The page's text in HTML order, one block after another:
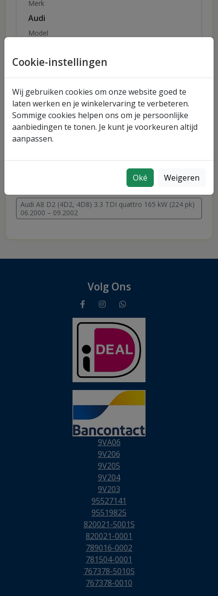
Cookie-instellingen
Wij gebruiken cookies om onze website goed te
laten werken en je winkelervaring te verbeteren.
Sommige cookies helpen ons om je persoonlijke
aanbiedingen te tonen. Je kunt je voorkeuren altijd
aanpassen.
Oké Weigeren
Merk
Audi
Model
Uitvoering
3.3 TDI quattro
Vermogen
165 kW (224 pk)
Bouwjaar
06.2000 – 09.2002
Snel naar merken
Snel naar uitvoeringen
Audi A8 D2 (4D2, 4D8) 3.3 TDI quattro 165 kW (224 pk)
06.2000 – 09.2002
Volg Ons
9VA06
9V206
9V205
9V204
9V203
95527141
95519825
820021-5001S
820021-0001
789016-0002
781504-0001
767378-5010S
767378-0010